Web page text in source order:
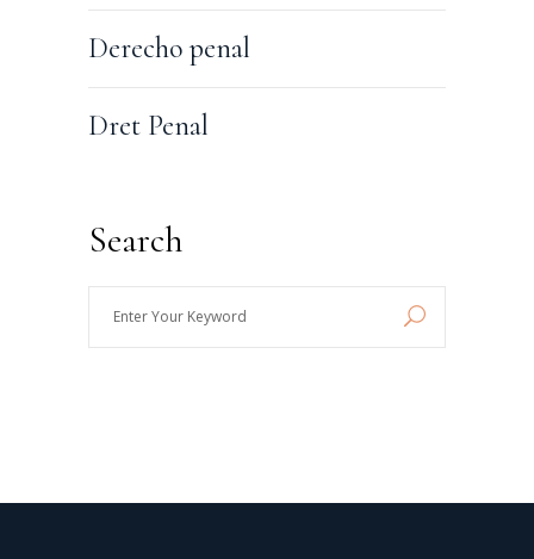
Derecho penal
Dret Penal
Search